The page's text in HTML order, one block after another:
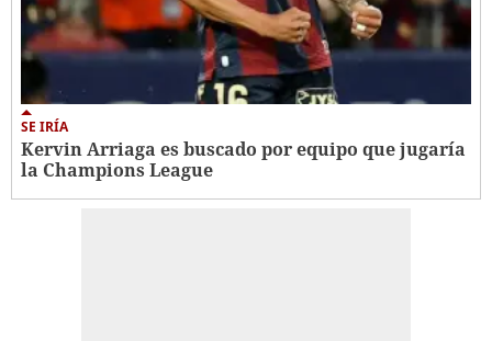
SE IRÍA
Kervin Arriaga es buscado por equipo que jugaría
la Champions League